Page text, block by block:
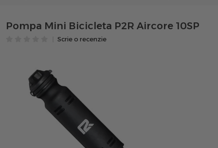
Pompa Mini Bicicleta P2R Aircore 10SP
Scrie o recenzie